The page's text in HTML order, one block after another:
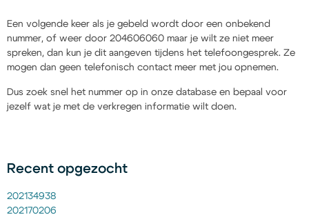
Een volgende keer als je gebeld wordt door een onbekend
nummer, of weer door 204606060 maar je wilt ze niet meer
spreken, dan kun je dit aangeven tijdens het telefoongesprek. Ze
mogen dan geen telefonisch contact meer met jou opnemen.
Dus zoek snel het nummer op in onze database en bepaal voor
jezelf wat je met de verkregen informatie wilt doen.
Recent opgezocht
202134938
202170206